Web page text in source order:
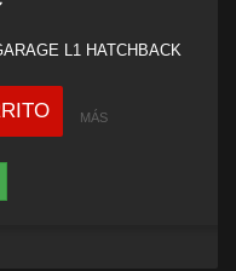
L1 HATCHBACK
MÁS